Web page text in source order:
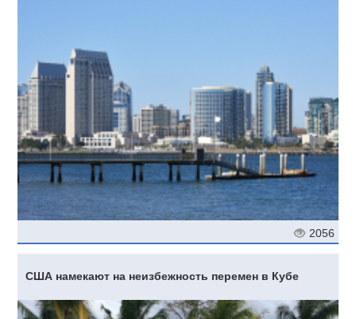
2056
США намекают на неизбежность перемен в Кубе